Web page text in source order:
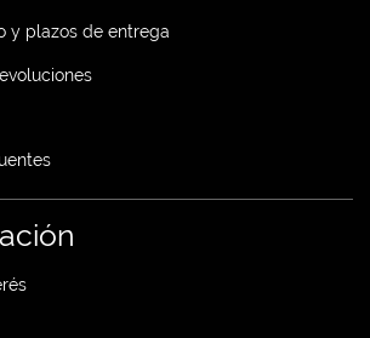
y plazos de entrega